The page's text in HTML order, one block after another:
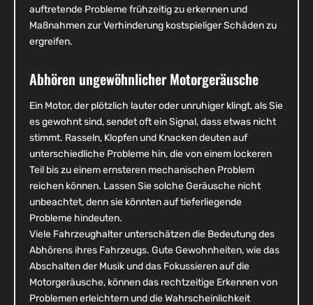
auftretende Probleme frühzeitig zu erkennen und
Maßnahmen zur Verhinderung kostspieliger Schäden zu
ergreifen.
Abhören ungewöhnlicher Motorgeräusche
Ein Motor, der plötzlich lauter oder unruhiger klingt, als Sie
es gewohnt sind, sendet oft ein Signal, dass etwas nicht
stimmt. Rasseln, Klopfen und Knacken deuten auf
unterschiedliche Probleme hin, die von einem lockeren
Teil bis zu einem ernsteren mechanischen Problem
reichen können. Lassen Sie solche Geräusche nicht
unbeachtet, denn sie könnten auf tieferliegende
Probleme hindeuten.
Viele Fahrzeughalter unterschätzen die Bedeutung des
Abhörens ihres Fahrzeugs. Gute Gewohnheiten, wie das
Abschalten der Musik und das Fokussieren auf die
Motorgeräusche, können das rechtzeitige Erkennen von
Problemen erleichtern und die Wahrscheinlichkeit